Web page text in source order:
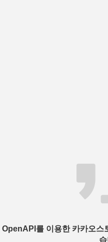
OpenAPI를 이용한 카카오스